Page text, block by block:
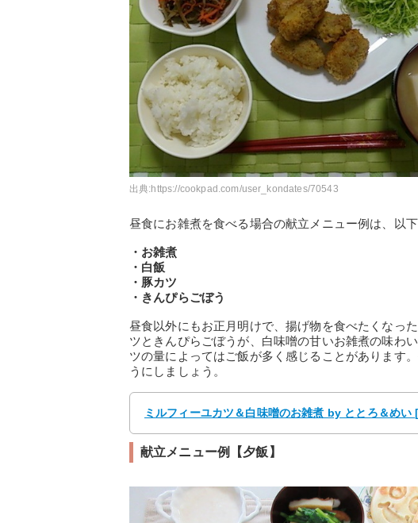
出典:https://cookpad.com/user_kondates/70543
昼食にお雑煮を食べる場合の献立メニュー例は、以下
・お雑煮
・白飯
・豚カツ
・きんぴらごぼう
昼食以外にもお正月明けで、揚げ物を食べたくなっ
ツときんぴらごぼうが、白味噌の甘いお雑煮の味わ
ツの量によってはご飯が多く感じることがあります
うにしましょう。
ミルフィーユカツ＆白味噌のお雑煮 by ととろ＆め
献立メニュー例【夕飯】